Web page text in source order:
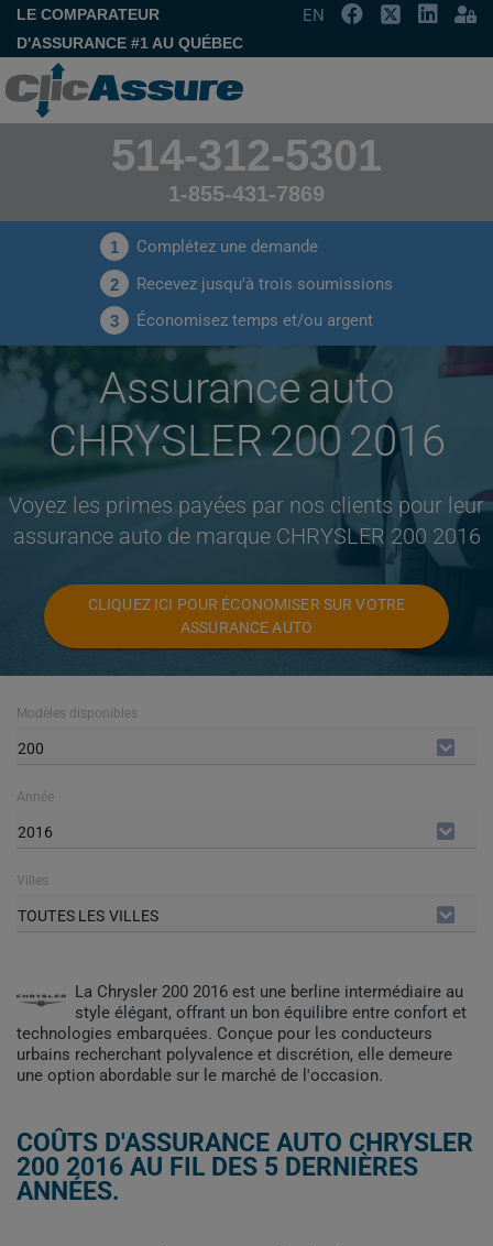
LE COMPARATEUR
D'ASSURANCE #1 AU QUÉBEC
EN
514-312-5301
1-855-431-7869
1 Complétez une demande
2 Recevez jusqu'à trois soumissions
3 Économisez temps et/ou argent
Assurance auto
CHRYSLER 200 2016
Voyez les primes payées par nos clients pour leur
assurance auto de marque CHRYSLER 200 2016
CLIQUEZ ICI POUR ÉCONOMISER SUR VOTRE
ASSURANCE AUTO
Modèles disponibles
200
Année
2016
Villes
TOUTES LES VILLES
La Chrysler 200 2016 est une berline intermédiaire au
style élégant, offrant un bon équilibre entre confort et
technologies embarquées. Conçue pour les conducteurs
urbains recherchant polyvalence et discrétion, elle demeure
une option abordable sur le marché de l'occasion.
COÛTS D'ASSURANCE AUTO CHRYSLER
200 2016 AU FIL DES 5 DERNIÈRES
ANNÉES.